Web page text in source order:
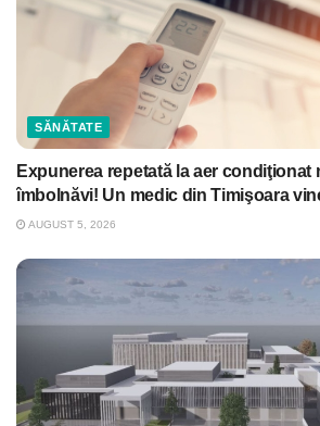
SĂNĂTATE
Expunerea repetată la aer condiţionat
îmbolnăvi! Un medic din Timişoara
AUGUST 5, 2026